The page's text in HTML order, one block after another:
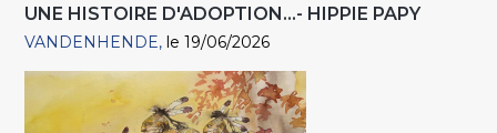
UNE HISTOIRE D'ADOPTION...- HIPPIE PAPY
VANDENHENDE le 19/06/2026